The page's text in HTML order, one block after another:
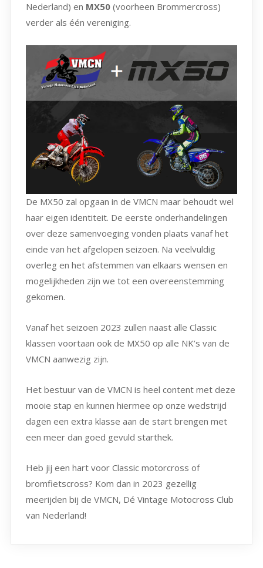
Nederland) en MX50(voorheen Brommercross)
verder als één vereniging.
De MX50 zal opgaan in de VMCN maar behoudt wel
haar eigen identiteit. De eerste onderhandelingen
over deze samenvoeging vonden plaats vanaf het
einde van het afgelopen seizoen. Na veelvuldig
overleg en het afstemmen van elkaars wensen en
mogelijkheden zijn we tot een overeenstemming
gekomen.
Vanaf het seizoen 2023 zullen naast alle Classic
klassen voortaan ook de MX50 op alle NK’s van de
VMCN aanwezig zijn.
Het bestuur van de VMCN is heel content met deze
mooie stap en kunnen hiermee op onze wedstrijd
dagen een extra klasse aan de start brengen met
een meer dan goed gevuld starthek.
Heb jij een hart voor Classic motorcross of
bromfietscross? Kom dan in 2023 gezellig
meerijden bij de VMCN, Dé Vintage Motocross Club
van Nederland!